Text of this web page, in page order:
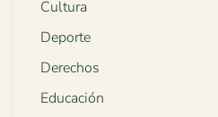
Cultura
Deporte
Derechos
Educación